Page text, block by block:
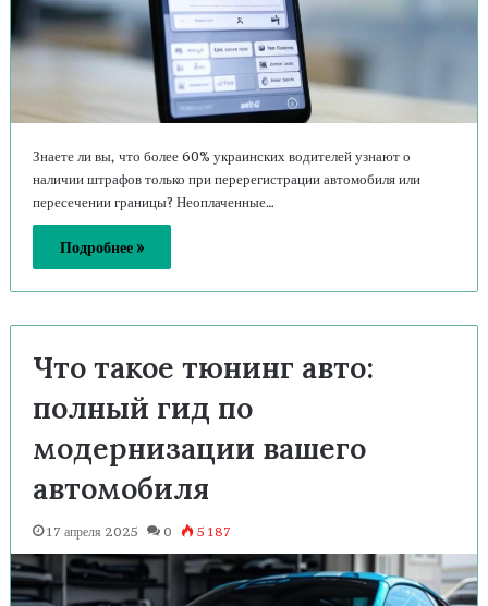
Знаете ли вы, что более 60% украинских водителей узнают о
наличии штрафов только при перерегистрации автомобиля или
пересечении границы? Неоплаченные…
Подробнее »
Что такое тюнинг авто:
полный гид по
модернизации вашего
автомобиля
17 апреля 2025 0 5 187